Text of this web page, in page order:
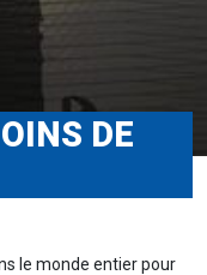
DE
le monde entier pour